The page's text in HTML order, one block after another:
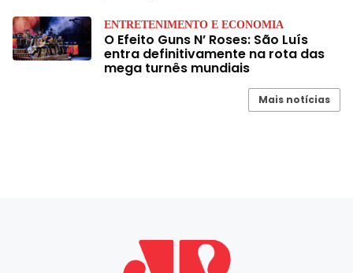
ENTRETENIMENTO E ECONOMIA
O Efeito Guns N’ Roses: São Luís
entra definitivamente na rota das
mega turnês mundiais
Mais notícias